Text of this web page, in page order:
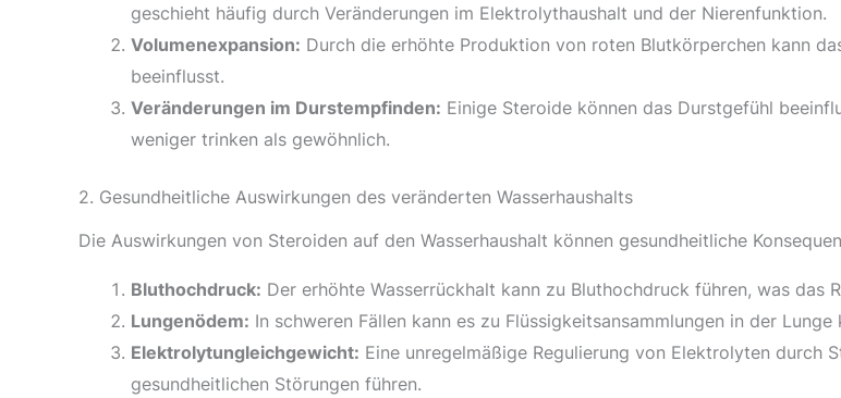
geschieht häufig durch Veränderungen im Elektrolythaushalt und der Nierenfunktion.
Volumenexpansion: Durch die erhöhte Produktion von roten Blutkörperchen kann
beeinflusst.
Veränderungen im Durstempfinden: Einige Steroide können das Durstgefühl
weniger trinken als gewöhnlich.
2. Gesundheitliche Auswirkungen des veränderten Wasserhaushalts
Die Auswirkungen von Steroiden auf den Wasserhaushalt können gesundheitliche
Bluthochdruck: Der erhöhte Wasserrückhalt kann zu Bluthochdruck führen, was das
Lungenödem: In schweren Fällen kann es zu Flüssigkeitsansammlungen in der
Elektrolytungleichgewicht: Eine unregelmäßige Regulierung von Elektrolyten durch
gesundheitlichen Störungen führen.